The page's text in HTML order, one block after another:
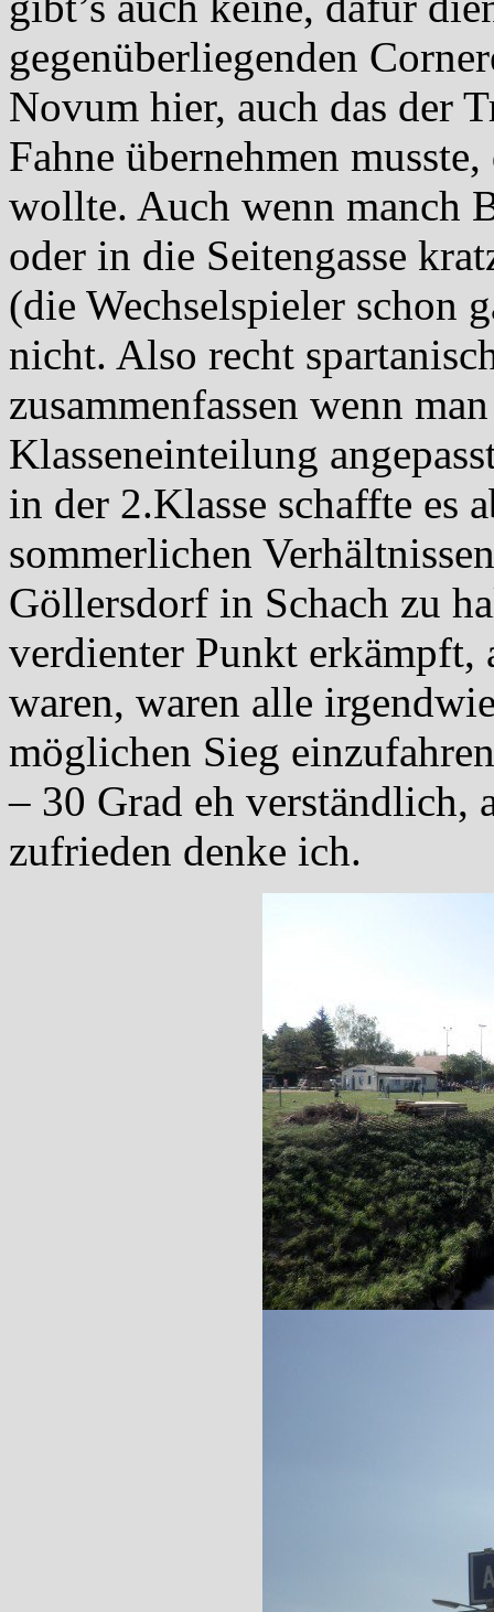
gegenüberliegenden
Novum hier, auch das der
Fahne übernehmen
wollte. Auch wenn manch
oder in die Seitengasse
(die Wechselspieler schon
nicht. Also recht
zusammenfassen wenn
Klasseneinteilung
in der 2.Klasse schaffte es
sommerlichen
Göllersdorf in Schach zu
verdienter Punkt
waren, waren alle
möglichen Sieg
– 30 Grad eh verständlich,
zufrieden denke ich.